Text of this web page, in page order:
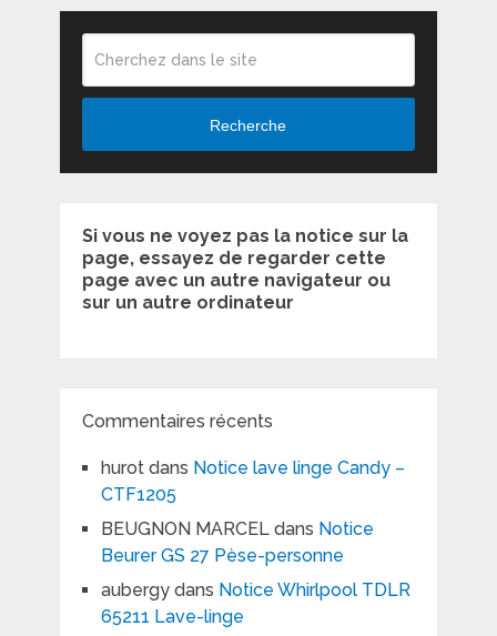
Recherche
Si vous ne voyez pas la notice sur la
page, essayez de regarder cette
page avec un autre navigateur ou
sur un autre ordinateur
Commentaires récents
hurotdans Notice lave linge Candy –
CTF1205
BEUGNON MARCELdans Notice
Beurer GS 27 Pèse-personne
aubergydans Notice Whirlpool TDLR
65211 Lave-linge